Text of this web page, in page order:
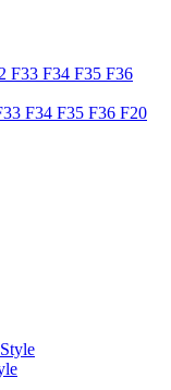
F34 F35 F36 F20